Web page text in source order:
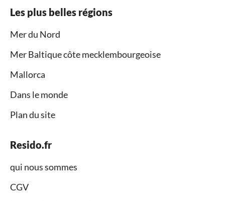
Les plus belles régions
Mer du Nord
Mer Baltique côte mecklembourgeoise
Mallorca
Dans le monde
Plan du site
Resido.fr
qui nous sommes
CGV